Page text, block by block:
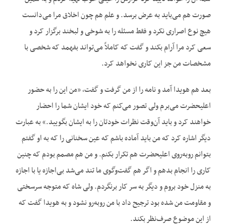
صورت هم می‌باید به عرض برسد. و علم هم چون اخلاق مرا می‌دانست
هیچ نوع اصراری نکرد و فقط مسئله را به شوخی و لبخند برگزار کرد و
سعی کرد مرا آرام بکند و گفت که کاملاً می‌تواند بفهمد که شخصی با
مشخصات من جز این کاری نخواهد کرد.
بعد هم هویدا آمد و نامه را از من گرفت و گفت، «من این را به حضور
اعلیحضرت می‌برم ولی تصور می‌کنم که خود ایشان شما را احضار
خواهند کرد و باید آن‌وقت نظرات خودتان را به ایشان بگویید.» به عبارت
دیگر اشاره کرد که من باید آماده باشم که عین سخنانی را که به او گفتم
بتوانم روبه‌روی اعلیحضرت هم تکرار بکنم. و من هم مصمم بودم که چنین
کاری را انجام بدهم و اگر هم گفت‌وگوی ما تند می‌شد بی‌اجازه یا با اجازه
به منزل خود بروم و دیگر به سر کار برنگردم. ولی شاه که متوجه سرسختی
و مقاومت من شده بود ترجیح داد با من روبه‌رو نشود و به هویدا گفت که
از این موضوع صرف‌نظر بکند.